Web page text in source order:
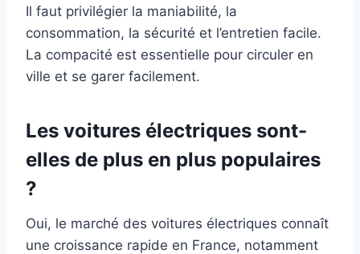
Il faut privilégier la maniabilité, la
consommation, la sécurité et l’entretien facile.
La compacité est essentielle pour circuler en
ville et se garer facilement.
Les voitures électriques sont-
elles de plus en plus populaires
?
Oui, le marché des voitures électriques connaît
une croissance rapide en France, notamment